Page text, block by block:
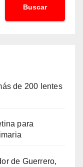
Buscar
de 200 lentes
para
de Guerrero,